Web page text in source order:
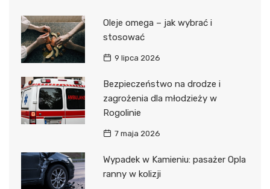
Oleje omega – jak wybrać i
stosować
9 lipca 2026
Bezpieczeństwo na drodze i
zagrożenia dla młodzieży w
Rogolinie
7 maja 2026
Wypadek w Kamieniu: pasażer Opla
ranny w kolizji